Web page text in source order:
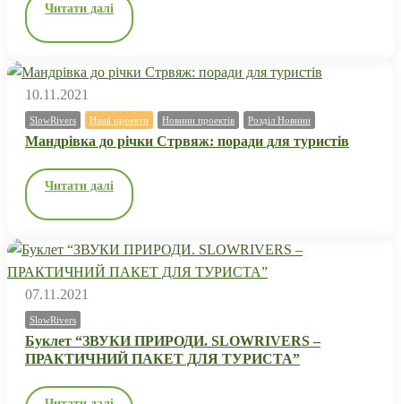
Читати далі
10.11.2021
SlowRivers Наші проекти Новини проектів Розділ Новини
Мандрівка до річки Стрвяж: поради для туристів
Читати далі
07.11.2021
SlowRivers
Буклет “ЗВУКИ ПРИРОДИ. SLOWRIVERS –
ПРАКТИЧНИЙ ПАКЕТ ДЛЯ ТУРИСТА”